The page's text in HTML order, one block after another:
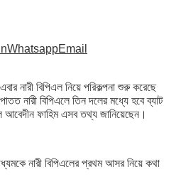
WhatsappEmail
নারী বিপিএল নিয়ে পরিকল্পনা শুরু করেছে
নারী বিপিএলে তিন দলের মধ্যে হবে ব্যাট
আবেদীন ফাহিম এসব তথ্য জানিয়েছেন।
নারী বিপিএলের প্রথম আসর নিয়ে কথা